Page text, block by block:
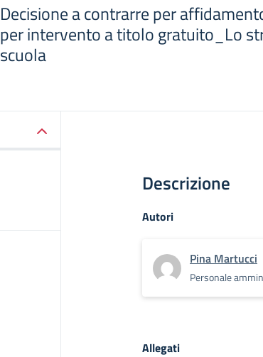
Decisione a contrarre per
per intervento a titolo gratuito_Lo
scuola
Descrizione
Autori
Pina Martucci
Personale
Allegati